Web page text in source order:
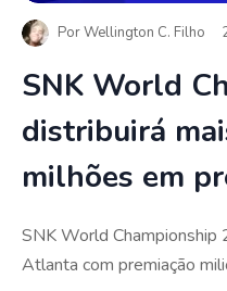
PorWellington C. Filho
SNK World
distribuirá
milhões em
SNK World
Atlanta com premiação